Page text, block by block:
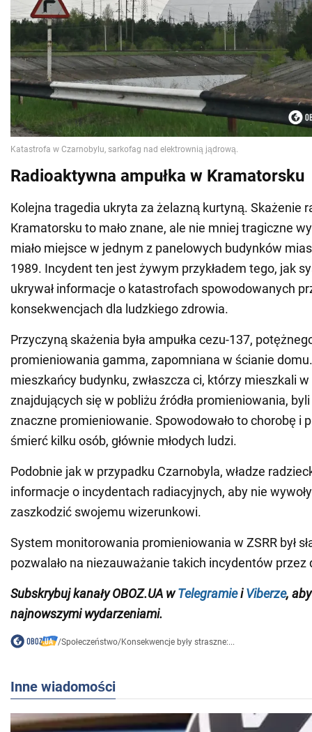
Radioaktywna ampułka w Kramatorsku
Kolejna tragedia ukryta za żelazną kurtyną. Skażenie
Kramatorsku to mało znane, ale nie mniej tragiczne
miało miejsce w jednym z panelowych budynków
1989. Incydent ten jest żywym przykładem tego, jak
ukrywał informacje o katastrofach spowodowanych
konsekwencjach dla ludzkiego zdrowia.
Przyczyną skażenia była ampułka cezu-137,
promieniowania gamma, zapomniana w ścianie
mieszkańcy budynku, zwłaszcza ci, którzy mieszkali
znajdujących się w pobliżu źródła promieniowania,
znaczne promieniowanie. Spowodowało to chorobę i
śmierć kilku osób, głównie młodych ludzi.
Podobnie jak w przypadku Czarnobyla, władze
informacje o incydentach radiacyjnych, aby nie
zaszkodzić swojemu wizerunkowi.
System monitorowania promieniowania w ZSRR był
pozwalało na niezauważanie takich incydentów przez
Subskrybuj kanały OBOZ.UA wTelegramieiViberze,
najnowszymi wydarzeniami.
/Społeczeństwo/Konsekwencje były straszne:...
Inne wiadomości